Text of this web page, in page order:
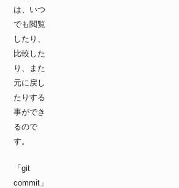
は、いつ
でも閲覧
したり、
比較した
り、また
元に戻し
たりする
事ができ
るので
す。
「git
commit」